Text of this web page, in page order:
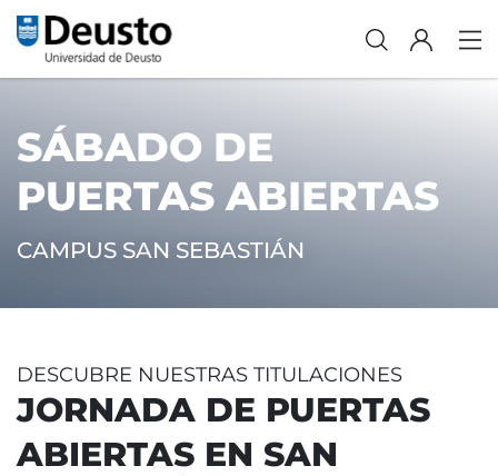
SÁBADO DE
PUERTAS ABIERTAS
CAMPUS SAN SEBASTIÁN
DESCUBRE NUESTRAS TITULACIONES
JORNADA DE PUERTAS
ABIERTAS EN SAN